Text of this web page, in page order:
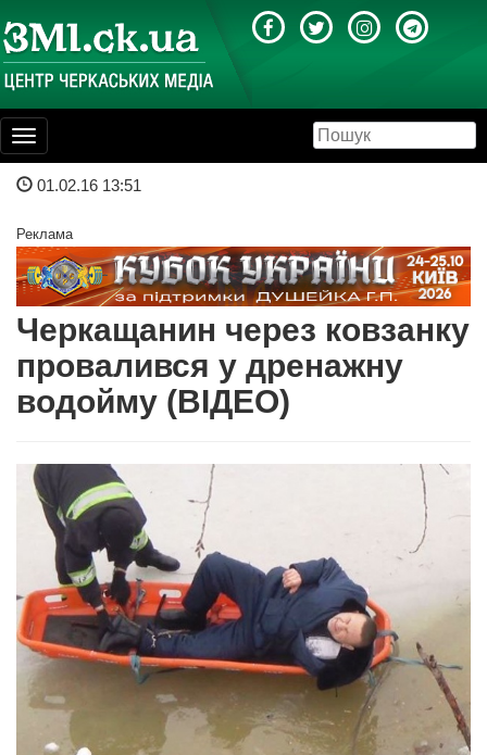
Toggle
navigation
01.02.16 13:51
Реклама
Черкащанин через ковзанку
провалився у дренажну
водойму (ВІДЕО)